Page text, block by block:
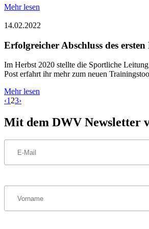
Mehr lesen
14.02.2022
Erfolgreicher Abschluss des
Im Herbst 2020 stellte die Sportliche
Post erfahrt ihr mehr zum neuen
Mehr lesen
‹123›
Mit dem DWV Newsletter